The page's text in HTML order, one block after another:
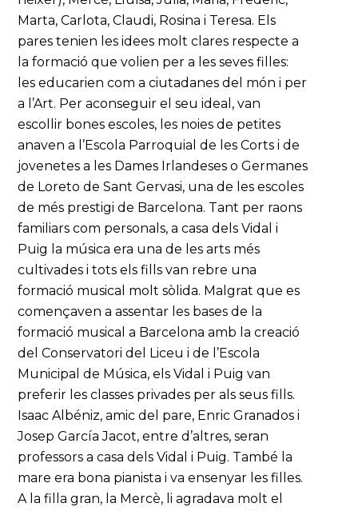
Marta, Carlota, Claudi, Rosina i Teresa. Els
pares tenien les idees molt clares respecte a
la formació que volien per a les seves filles:
les educarien com a ciutadanes del món i per
a l’Art. Per aconseguir el seu ideal, van
escollir bones escoles, les noies de petites
anaven a l’Escola Parroquial de les Corts i de
jovenetes a les Dames Irlandeses o Germanes
de Loreto de Sant Gervasi, una de les escoles
de més prestigi de Barcelona. Tant per raons
familiars com personals, a casa dels Vidal i
Puig la música era una de les arts més
cultivades i tots els fills van rebre una
formació musical molt sòlida. Malgrat que es
començaven a assentar les bases de la
formació musical a Barcelona amb la creació
del Conservatori del Liceu i de l’Escola
Municipal de Música, els Vidal i Puig van
preferir les classes privades per als seus fills.
Isaac Albéniz, amic del pare, Enric Granados i
Josep García Jacot, entre d’altres, seran
professors a casa dels Vidal i Puig. També la
mare era bona pianista i va ensenyar les filles.
A la filla gran, la Mercè, li agradava molt el